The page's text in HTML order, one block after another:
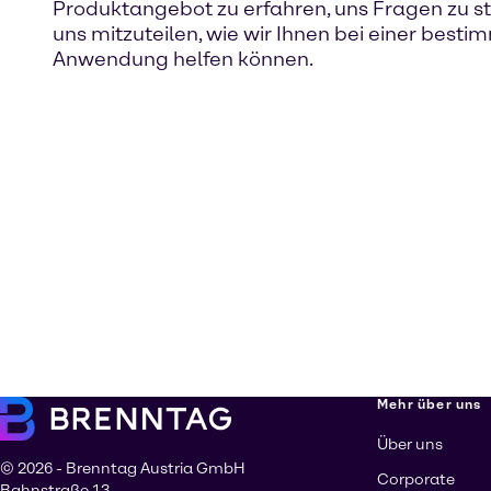
Produktangebot zu erfahren, uns Fragen zu
uns mitzuteilen, wie wir Ihnen bei einer
Anwendung helfen können.
© 2026 - Brenntag Austria GmbH
Mehr über uns
Über uns
Corporate